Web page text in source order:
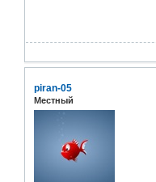
piran-05
Местный